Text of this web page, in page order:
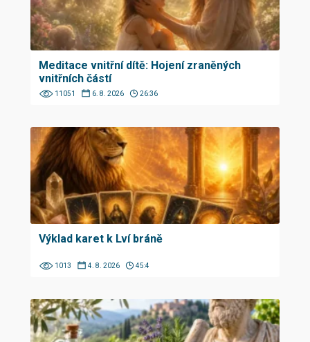
Meditace vnitřní dítě: Hojení zraněných
vnitřních částí
11051 6. 8. 2026 26:36
Výklad karet k Lví bráně
1013 4. 8. 2026 45:4